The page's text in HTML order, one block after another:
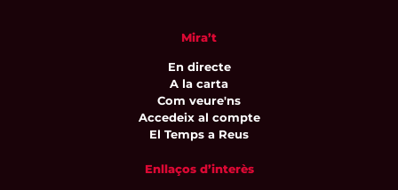
Mira’t
En directe
A la carta
Com veure'ns
Accedeix al compte
El Temps a Reus
Enllaços d’interès